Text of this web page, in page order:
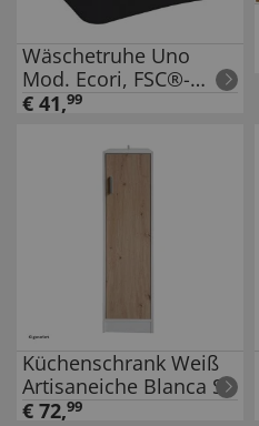
Wäschetruhe Uno
Mod. Ecori, FSC®-
zertifizierter Bambus,
€ 41,99
Küchenschrank Weiß
Artisaneiche Blanca S
€ 72,99